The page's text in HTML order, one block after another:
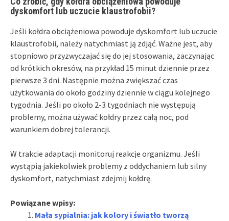
dyskomfort lub uczucie klaustrofobii?
Jeśli kołdra obciążeniowa powoduje dyskomfort lub uczucie
klaustrofobii, należy natychmiast ją zdjąć. Ważne jest, aby
stopniowo przyzwyczajać się do jej stosowania, zaczynając
od krótkich okresów, na przykład 15 minut dziennie przez
pierwsze 3 dni. Następnie można zwiększać czas
użytkowania do około godziny dziennie w ciągu kolejnego
tygodnia. Jeśli po około 2-3 tygodniach nie występują
problemy, można używać kołdry przez całą noc, pod
warunkiem dobrej tolerancji.
W trakcie adaptacji monitoruj reakcje organizmu. Jeśli
wystąpią jakiekolwiek problemy z oddychaniem lub silny
dyskomfort, natychmiast zdejmij kołdrę.
Powiązane wpisy:
Mała sypialnia: jak kolory i światło tworzą